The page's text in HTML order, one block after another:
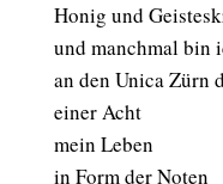
Honig und
und manchmal bin
an den Unica Zürn
einer Acht
mein Leben
in Form der Noten